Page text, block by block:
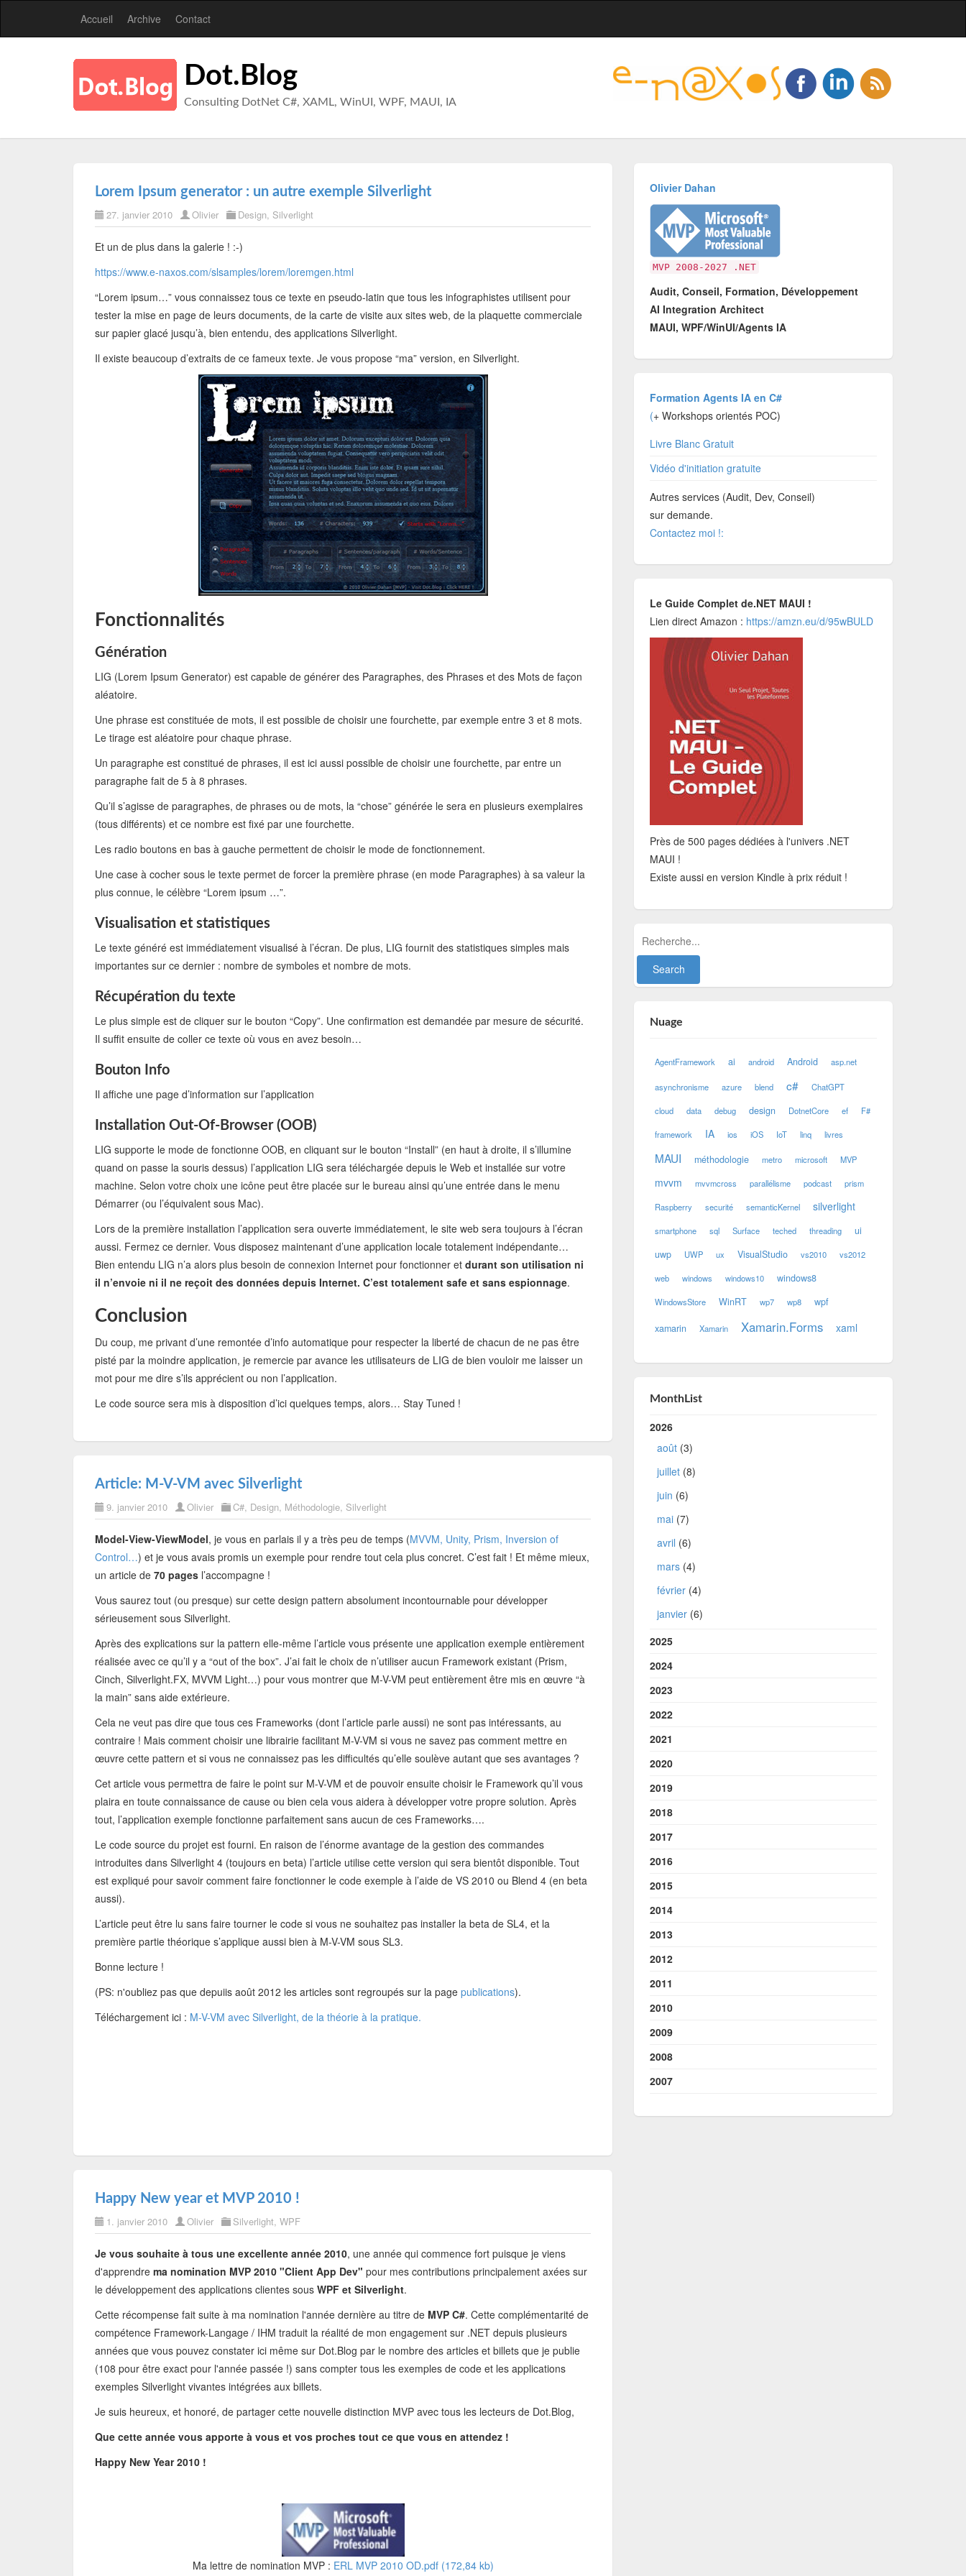
Accueil Archive Contact
Dot.Blog
Consulting DotNet C#, XAML, WinUI, WPF, MAUI, IA
Lorem Ipsum generator : un autre exemple Silverlight
27. janvier 2010 Olivier Design, Silverlight
Et un de plus dans la galerie ! :-)
https://www.e-naxos.com/slsamples/lorem/loremgen.html
“Lorem ipsum…” vous connaissez tous ce texte en pseudo-latin que tous les infographistes utilisent pour
tester la mise en page de leurs documents, de la carte de visite aux sites web, de la plaquette commerciale
sur papier glacé jusqu’à, bien entendu, des applications Silverlight.
Il existe beaucoup d’extraits de ce fameux texte. Je vous propose “ma” version, en Silverlight.
Fonctionnalités
Génération
LIG (Lorem Ipsum Generator) est capable de générer des Paragraphes, des Phrases et des Mots de façon
aléatoire.
Une phrase est constituée de mots, il est possible de choisir une fourchette, par exemple entre 3 et 8 mots.
Le tirage est aléatoire pour chaque phrase.
Un paragraphe est constitué de phrases, il est ici aussi possible de choisir une fourchette, par entre un
paragraphe fait de 5 à 8 phrases.
Qu’il s’agisse de paragraphes, de phrases ou de mots, la “chose” générée le sera en plusieurs exemplaires
(tous différents) et ce nombre est fixé par une fourchette.
Les radio boutons en bas à gauche permettent de choisir le mode de fonctionnement.
Une case à cocher sous le texte permet de forcer la première phrase (en mode Paragraphes) à sa valeur la
plus connue, le célèbre “Lorem ipsum …”.
Visualisation et statistiques
Le texte généré est immédiatement visualisé à l’écran. De plus, LIG fournit des statistiques simples mais
importantes sur ce dernier : nombre de symboles et nombre de mots.
Récupération du texte
Le plus simple est de cliquer sur le bouton “Copy”. Une confirmation est demandée par mesure de sécurité.
Il suffit ensuite de coller ce texte où vous en avez besoin…
Bouton Info
Il affiche une page d’information sur l’application
Installation Out-Of-Browser (OOB)
LIG supporte le mode de fonctionne OOB, en cliquant sur le bouton “Install” (en haut à droite, il s’illumine
quand on passe la souris dessus) l’application LIG sera téléchargée depuis le Web et installée sur votre
machine. Selon votre choix une icône peut être placée sur le bureau ainsi qu’une entrée dans le menu
Démarrer (ou l’équivalent sous Mac).
Lors de la première installation l’application sera ouverte immédiatement, le site web sera toujours à l’écran
aussi. Fermez ce dernier. Vous disposez maintenant d’une application locale totalement indépendante…
Bien entendu LIG n’a alors plus besoin de connexion Internet pour fonctionner et durant son utilisation ni
il n’envoie ni il ne reçoit des données depuis Internet. C’est totalement safe et sans espionnage.
Conclusion
Du coup, me privant d’une remontée d’info automatique pour respecter la liberté de chacun de ne pas être
pisté par la moindre application, je remercie par avance les utilisateurs de LIG de bien vouloir me laisser un
mot pour me dire s’ils apprécient ou non l’application.
Le code source sera mis à disposition d’ici quelques temps, alors… Stay Tuned !
Article: M-V-VM avec Silverlight
9. janvier 2010 Olivier C#, Design, Méthodologie, Silverlight
Model-View-ViewModel, je vous en parlais il y a très peu de temps (MVVM, Unity, Prism, Inversion of
Control…) et je vous avais promis un exemple pour rendre tout cela plus concret. C’est fait ! Et même mieux,
un article de 70 pages l’accompagne !
Vous saurez tout (ou presque) sur cette design pattern absolument incontournable pour développer
sérieusement sous Silverlight.
Après des explications sur la pattern elle-même l’article vous présente une application exemple entièrement
réalisée avec ce qu’il y a “out of the box”. J’ai fait le choix de n’utiliser aucun Framework existant (Prism,
Cinch, Silverlight.FX, MVVM Light…) pour vous montrer que M-V-VM peut entièrement être mis en œuvre “à
la main” sans aide extérieure.
Cela ne veut pas dire que tous ces Frameworks (dont l’article parle aussi) ne sont pas intéressants, au
contraire ! Mais comment choisir une librairie facilitant M-V-VM si vous ne savez pas comment mettre en
œuvre cette pattern et si vous ne connaissez pas les difficultés qu’elle soulève autant que ses avantages ?
Cet article vous permettra de faire le point sur M-V-VM et de pouvoir ensuite choisir le Framework qu’il vous
plaira en toute connaissance de cause ou bien cela vous aidera à développer votre propre solution. Après
tout, l’application exemple fonctionne parfaitement sans aucun de ces Frameworks….
Le code source du projet est fourni. En raison de l’énorme avantage de la gestion des commandes
introduites dans Silverlight 4 (toujours en beta) l’article utilise cette version qui sera bientôt disponible. Tout
est expliqué pour savoir comment faire fonctionner le code exemple à l’aide de VS 2010 ou Blend 4 (en beta
aussi).
L’article peut être lu sans faire tourner le code si vous ne souhaitez pas installer la beta de SL4, et la
première partie théorique s’applique aussi bien à M-V-VM sous SL3.
Bonne lecture !
(PS: n'oubliez pas que depuiis août 2012 les articles sont regroupés sur la page publications).
Téléchargement ici : M-V-VM avec Silverlight, de la théorie à la pratique.
Happy New year et MVP 2010 !
1. janvier 2010 Olivier Silverlight, WPF
Je vous souhaite à tous une excellente année 2010, une année qui commence fort puisque je viens
d'apprendre ma nomination MVP 2010 "Client App Dev" pour mes contributions principalement axées sur
le développement des applications clientes sous WPF et Silverlight.
Cette récompense fait suite à ma nomination l'année dernière au titre de MVP C#. Cette complémentarité de
compétence Framework-Langage / IHM traduit la réalité de mon engagement sur .NET depuis plusieurs
années que vous pouvez constater ici même sur Dot.Blog par le nombre des articles et billets que je publie
(108 pour être exact pour l'année passée !) sans compter tous les exemples de code et les applications
exemples Silverlight vivantes intégrées aux billets.
Je suis heureux, et honoré, de partager cette nouvelle distinction MVP avec tous les lecteurs de Dot.Blog,
Que cette année vous apporte à vous et vos proches tout ce que vous en attendez !
Happy New Year 2010 !
Ma lettre de nomination MVP : ERL MVP 2010 OD.pdf (172,84 kb)
Olivier Dahan
MVP 2008-2027 .NET
Audit, Conseil, Formation, Développement
AI Integration Architect
MAUI, WPF/WinUI/Agents IA
Formation Agents IA en C#
(+ Workshops orientés POC)
Livre Blanc Gratuit
Vidéo d'initiation gratuite
Autres services (Audit, Dev, Conseil)
sur demande.
Contactez moi !:
Le Guide Complet de.NET MAUI !
Lien direct Amazon : https://amzn.eu/d/95wBULD
Près de 500 pages dédiées à l'univers .NET
MAUI !
Existe aussi en version Kindle à prix réduit !
Nuage
AgentFramework ai android Android asp.net
asynchronisme azure blend c# ChatGPT
cloud data debug design DotnetCore ef F#
framework IA ios iOS IoT linq livres
MAUI méthodologie metro microsoft MVP
mvvm mvvmcross parallélisme podcast prism
Raspberry securité semanticKernel silverlight
smartphone sql Surface teched threading
ui
uwp
UWP ux VisualStudio vs2010 vs2012
web windows windows10 windows8
WindowsStore WinRT wp7 wp8 wpf
xamarin Xamarin Xamarin.Forms xaml
MonthList
2026
août(3)
juillet(8)
juin (6)
mai(7)
avril (6)
mars(4)
février(4)
janvier(6)
2025
2024
2023
2022
2021
2020
2019
2018
2017
2016
2015
2014
2013
2012
2011
2010
2009
2008
2007